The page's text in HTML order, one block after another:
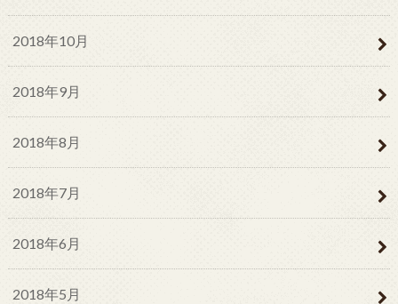
2018年10月
2018年9月
2018年8月
2018年7月
2018年6月
2018年5月